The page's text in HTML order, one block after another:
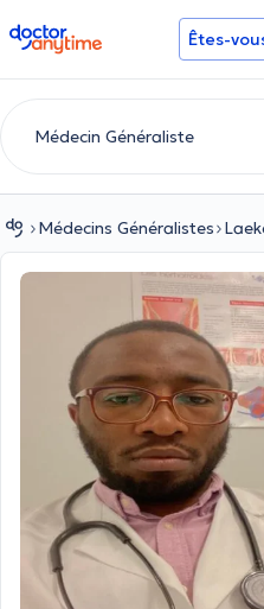
doctoranytime Êtes-
Médecins Généralistes